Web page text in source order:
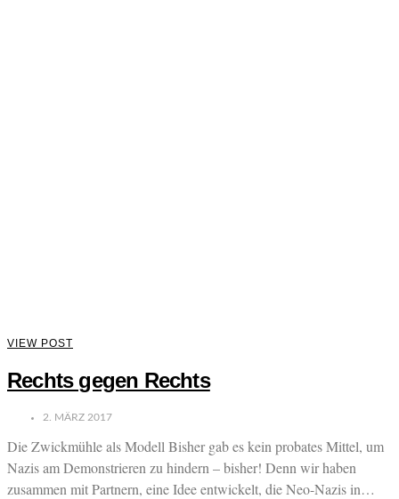
VIEW POST
Rechts gegen Rechts
2. MÄRZ 2017
Die Zwickmühle als Modell Bisher gab es kein probates Mittel, um
Nazis am Demonstrieren zu hindern – bisher! Denn wir haben
zusammen mit Partnern, eine Idee entwickelt, die Neo-Nazis in…